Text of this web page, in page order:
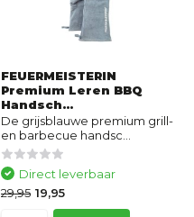
FEUERMEISTERIN
Premium Leren BBQ
Handsch...
De grijsblauwe premium grill-
en barbecue handsc...
Direct leverbaar
29,95 19,95